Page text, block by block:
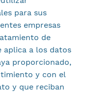
para sus
empresas
de
aplica a los datos
proporcionado,
y con el
y que reciban